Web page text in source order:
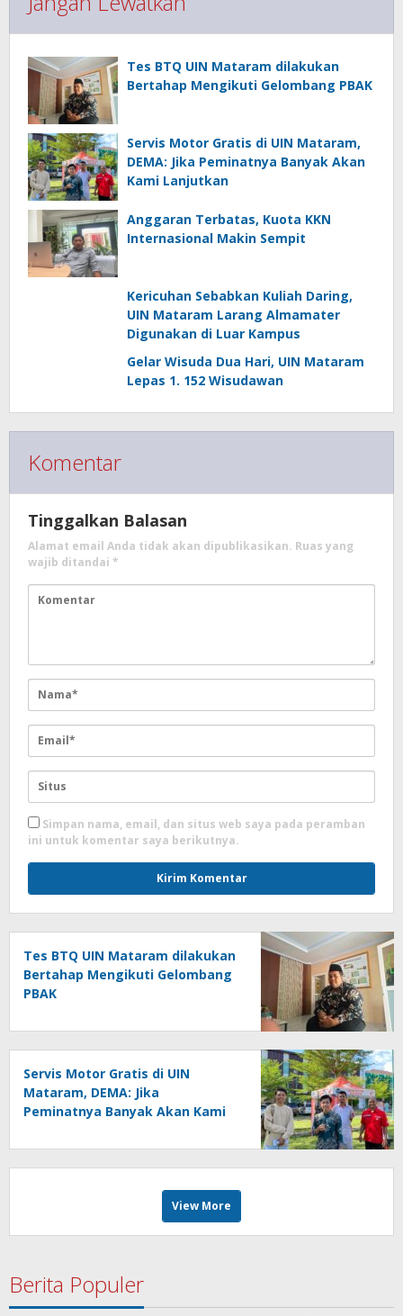
Tes BTQ UIN Mataram dilakukan
Bertahap Mengikuti Gelombang PBAK
Servis Motor Gratis di UIN Mataram,
DEMA: Jika Peminatnya Banyak Akan
Kami Lanjutkan
Anggaran Terbatas, Kuota KKN
Internasional Makin Sempit
Kericuhan Sebabkan Kuliah Daring,
UIN Mataram Larang Almamater
Digunakan di Luar Kampus
Gelar Wisuda Dua Hari, UIN Mataram
Lepas 1. 152 Wisudawan
Komentar
Tinggalkan Balasan
Alamat email Anda tidak akan dipublikasikan. Ruas yang
wajib ditandai *
Simpan nama, email, dan situs web saya pada peramban
ini untuk komentar saya berikutnya.
Tes BTQ UIN Mataram dilakukan
Bertahap Mengikuti Gelombang
PBAK
Servis Motor Gratis di UIN
Mataram, DEMA: Jika
Peminatnya Banyak Akan Kami
View More
Berita Populer